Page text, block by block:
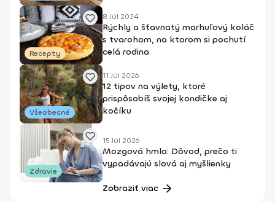
Recepty
8 Júl 2024
Rýchly a šťavnatý marhuľový koláč
s tvarohom, na ktorom si pochutí
celá rodina
Všeobecné
11 Júl 2026
12 tipov na výlety, ktoré
prispôsobíš svojej kondičke aj
kočíku
Zdravie
15 Júl 2026
Mozgová hmla: Dôvod, prečo ti
vypadávajú slová aj myšlienky
Zobraziť viac